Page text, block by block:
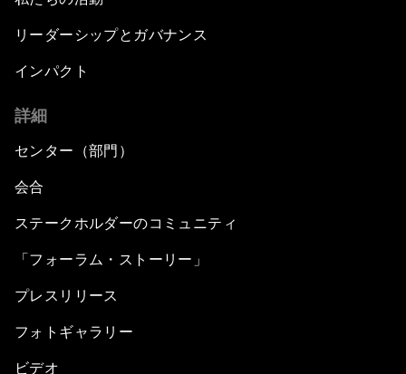
リーダーシップとガバナンス
インパクト
詳細
センター（部門）
会合
ステークホルダーのコミュニティ
「フォーラム・ストーリー」
プレスリリース
フォトギャラリー
ビデオ